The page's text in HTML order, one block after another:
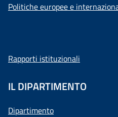
Politiche europee e
Rapporti istituzionali
IL DIPARTIMENTO
Dipartimento